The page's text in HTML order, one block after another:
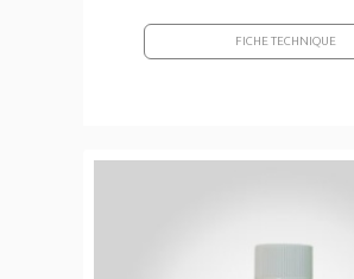
FICHE TECHNIQUE